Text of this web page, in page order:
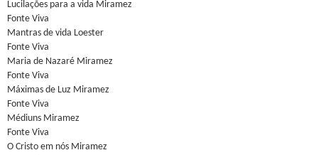
Lucilações para a vida Miramez
Fonte Viva
Mantras de vida Loester
Fonte Viva
Maria de Nazaré Miramez
Fonte Viva
Máximas de Luz Miramez
Fonte Viva
Médiuns Miramez
Fonte Viva
O Cristo em nós Miramez